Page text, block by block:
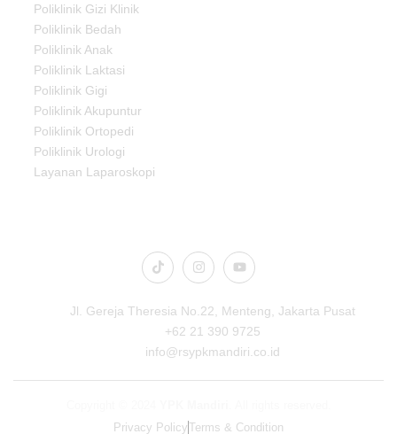
Poliklinik Gizi Klinik
Poliklinik Bedah
Poliklinik Anak
Poliklinik Laktasi
Poliklinik Gigi
Poliklinik Akupuntur
Poliklinik Ortopedi
Poliklinik Urologi
Layanan Laparoskopi
Jl. Gereja Theresia No.22, Menteng, Jakarta Pusat
+62 21 390 9725
info@rsypkmandiri.co.id
Privacy PolicyTerms & Condition